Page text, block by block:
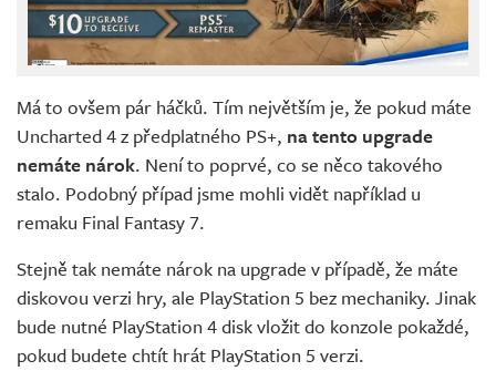
Má to ovšem pár háčků. Tím největším je, že pokud máte
Uncharted 4 z předplatného PS+, na tento upgrade
nemáte nárok. Není to poprvé, co se něco takového
stalo. Podobný případ jsme mohli vidět například u
remaku Final Fantasy 7.
Stejně tak nemáte nárok na upgrade v případě, že máte
diskovou verzi hry, ale PlayStation 5 bez mechaniky. Jinak
bude nutné PlayStation 4 disk vložit do konzole pokaždé,
pokud budete chtít hrát PlayStation 5 verzi.